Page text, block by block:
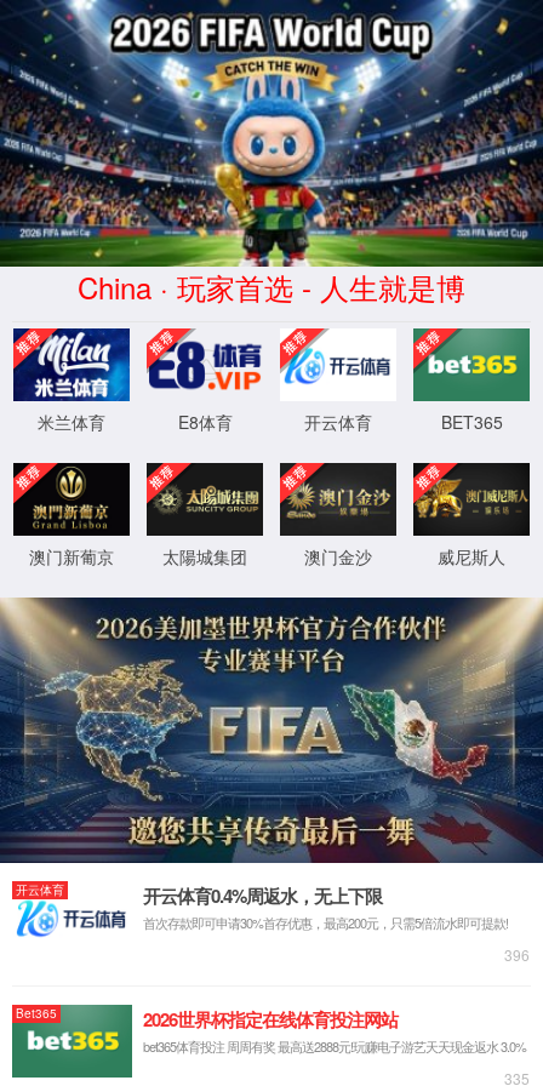
404
诶呀! 页面找不到啦。
您可以返回首页，或者访问JPress获得帮助。
XML 地图